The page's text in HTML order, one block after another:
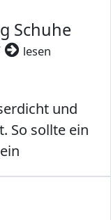
Schuhe
lesen
und
So sollte ein